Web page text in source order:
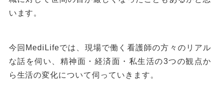
います。
今回MediLifeでは、現場で働く看護師の方々のリアル
な話を伺い、精神面・経済面・私生活の3つの観点か
ら生活の変化について伺っていきます。